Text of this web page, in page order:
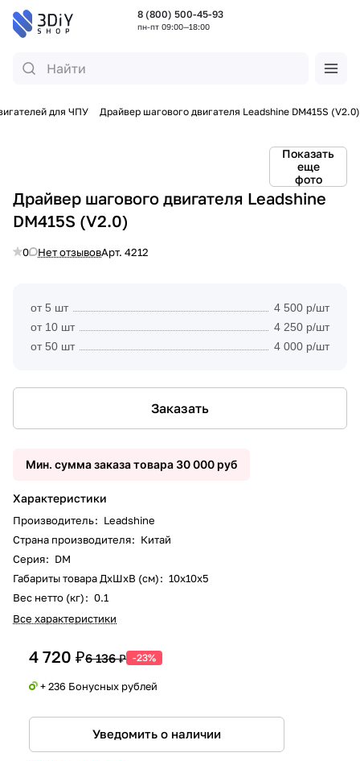
8 (800) 500-45-93
пн-пт 09:00—18:00
для ЧПУ Драйвер шагового двигателя Leadshine DM415S (V2.0)
Показать
еще
фото
Драйвер шагового двигателя Leadshine
DM415S (V2.0)
0 Нет отзывовАрт. 4212
от 5 шт
4 500 р/шт
от 10 шт
4 250 р/шт
от 50 шт
4 000 р/шт
Заказать
Мин. сумма заказа товара 30 000 руб
Характеристики
Производитель: Leadshine
Страна производителя: Китай
Серия: DM
Габариты товара ДxШxВ (см): 10х10х5
Вес нетто (кг): 0.1
Все характеристики
4 720 ₽6 136 ₽ -23%
+ 236 Бонусных рублей
Уведомить о наличии